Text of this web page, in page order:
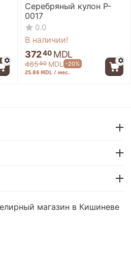
Серебряный кулон P-
0017
0.0
В наличии!
37240 MDL
46550 MDL -20%
25.86 MDL / мес.
Серебряный кулон P-
магазин в Кишиневе